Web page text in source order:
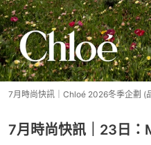
7月時尚快訊｜Chloé 2026冬季企劃 (
7月時尚快訊｜23日：